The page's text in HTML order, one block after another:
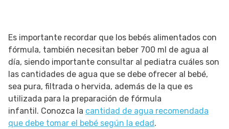
Es importante recordar que los bebés alimentados con
fórmula, también necesitan beber 700 ml de agua al
día, siendo importante consultar al pediatra cuáles son
las cantidades de agua que se debe ofrecer al bebé,
sea pura, filtrada o hervida, además de la que es
utilizada para la preparación de fórmula
infantil. Conozca la cantidad de agua recomendada
que debe tomar el bebé según la edad .